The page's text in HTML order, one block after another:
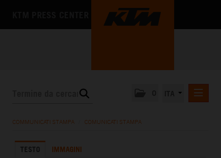
L'AZIENDA
COMMUNICATI STAMPA COMUNICATI STAMPA
TESTO IMMAGINI